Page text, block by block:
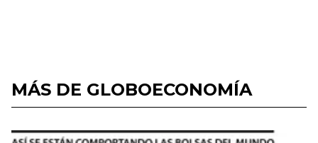
MÁS DE GLOBOECONOMÍA